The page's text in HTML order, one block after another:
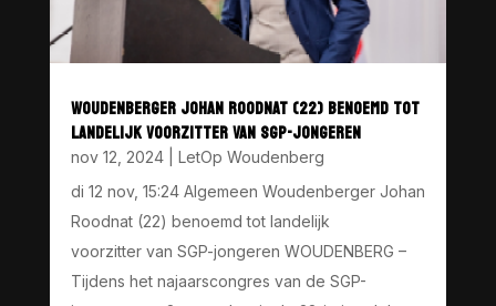
WOUDENBERGER JOHAN ROODNAT (22) BENOEMD TOT
LANDELIJK VOORZITTER VAN SGP-JONGEREN
nov 12, 2024| LetOp Woudenberg
di 12 nov, 15:24 Algemeen Woudenberger Johan
Roodnat (22) benoemd tot landelijk
voorzitter van SGP-jongeren WOUDENBERG –
Tijdens het najaarscongres van de SGP-